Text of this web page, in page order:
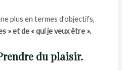
plus en termes d’objectifs,
» et de « qui je veux être ».
du plaisir.